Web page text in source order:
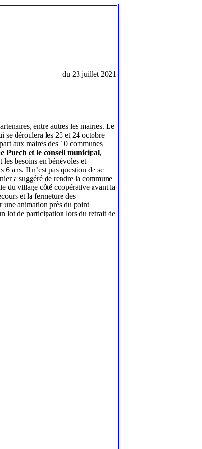
du 23 juillet 2021
entre autres les mairies. Le
se déroulera les 23 et 24 octobre
aux maires des 10 communes
Puech et le conseil municipal,
besoins en bénévoles et
6 ans. Il n’est pas question de se
a suggéré de rendre la commune
du village côté coopérative avant la
et la fermeture des
une animation près du point
lot de participation lors du retrait de